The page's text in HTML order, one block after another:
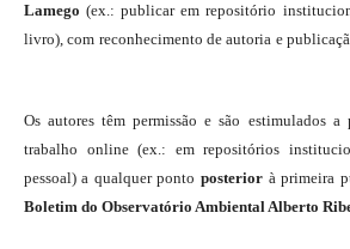
Lamego (ex.: publicar em repositório
livro), com reconhecimento de autoria e
Os autores têm permissão e são estimulados
trabalho online (ex.: em repositórios
pessoal) a qualquer ponto posterior à primeira
Boletim do Observatório Ambiental Alberto